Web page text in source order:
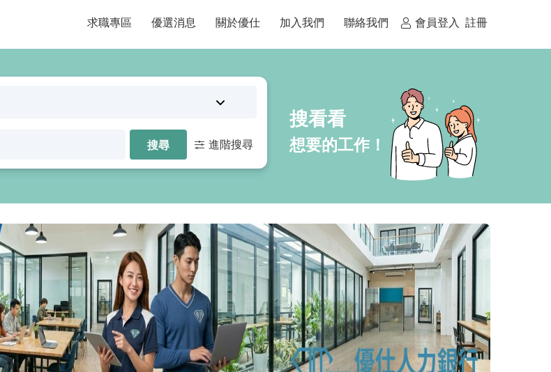
求職專區 優選消息 關於優仕 加入我們 聯絡我們 會員登入 註冊
進階搜尋